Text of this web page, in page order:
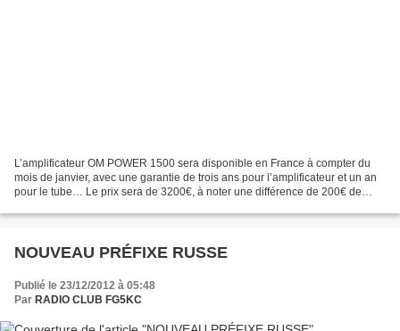
L’amplificateur OM POWER 1500 sera disponible en France à compter du
mois de janvier, avec une garantie de trois ans pour l’amplificateur et un an
pour le tube… Le prix sera de 3200€, à noter une différence de 200€ de
NOUVEAU PRÉFIXE RUSSE
Publié le 23/12/2012 à 05:48
Par RADIO CLUB FG5KC